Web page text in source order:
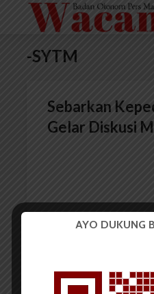
-SYTM
Sebarkan
Gelar Diskusi
AYO DUKUNG